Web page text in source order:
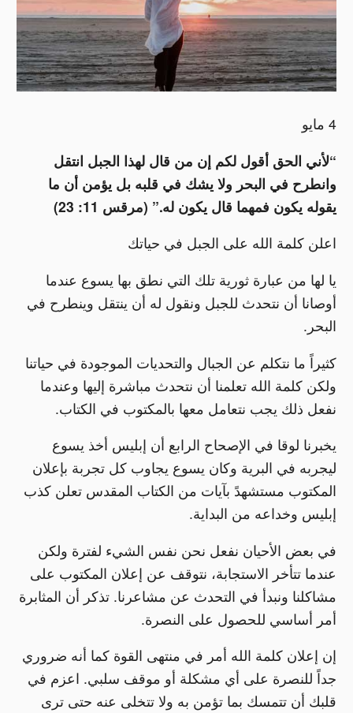
4 مايو
“لأني الحق أقول لكم إن من قال لهذا الجبل انتقل
وانطرح في البحر ولا يشك في قلبه بل يؤمن أن ما
يقوله يكون فمهما قال يكون له.” (مرقس 11: 23)
اعلن كلمة الله على الجبل في حياتك
يا لها من عبارة ثورية تلك التي نطق بها يسوع عندما
أوصانا أن نتحدث للجبل ونقول له أن ينتقل وينطرح في
البحر.
كثيراً ما نتكلم عن الجبال والتحديات الموجودة في حياتنا
ولكن كلمة الله تعلمنا أن نتحدث مباشرة إليها وعندما
نفعل ذلك يجب نتعامل معها بالمكتوب في الكتاب.
يخبرنا لوقا في الإصحاح الرابع أن إبليس أخذ يسوع
ليجربه في البرية وكان يسوع يجاوب كل تجربة بإعلان
المكتوب مستشهدً بآيات من الكتاب المقدس تعلن كذب
إبليس وخداعه من البداية.
في بعض الأحيان نفعل نحن نفس الشيء لفترة ولكن
عندما تتأخر الاستجابة، نتوقف عن إعلان المكتوب على
مشاكلنا ونبدأ في التحدث عن مشاعرنا. تذكر أن المثابرة
أمر أساسي للحصول على النصرة.
إن إعلان كلمة الله أمر في منتهى القوة كما أنه ضروري
جداً للنصرة على أي مشكلة أو موقف سلبي. اعزم في
قلبك أن تتمسك بما تؤمن به ولا تتخلى عنه حتى ترى